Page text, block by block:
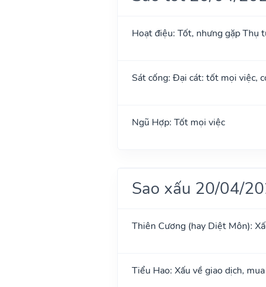
Hoạt điệu: Tốt, nhưng gặp Thụ
Sát cống: Đại cát: tốt mọi việc,
Ngũ Hợp: Tốt mọi việc
Sao xấu 20/04/
Thiên Cương (hay Diệt Môn):
Tiểu Hao: Xấu về giao dịch,